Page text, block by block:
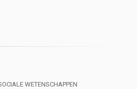
WETENSCHAPPEN